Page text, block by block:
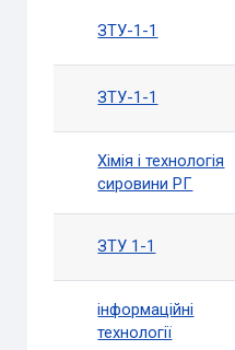
ЗТУ-1-1
ЗТУ-1-1
Хімія і технологія
сировини РГ
ЗТУ 1-1
інформаційні
технології